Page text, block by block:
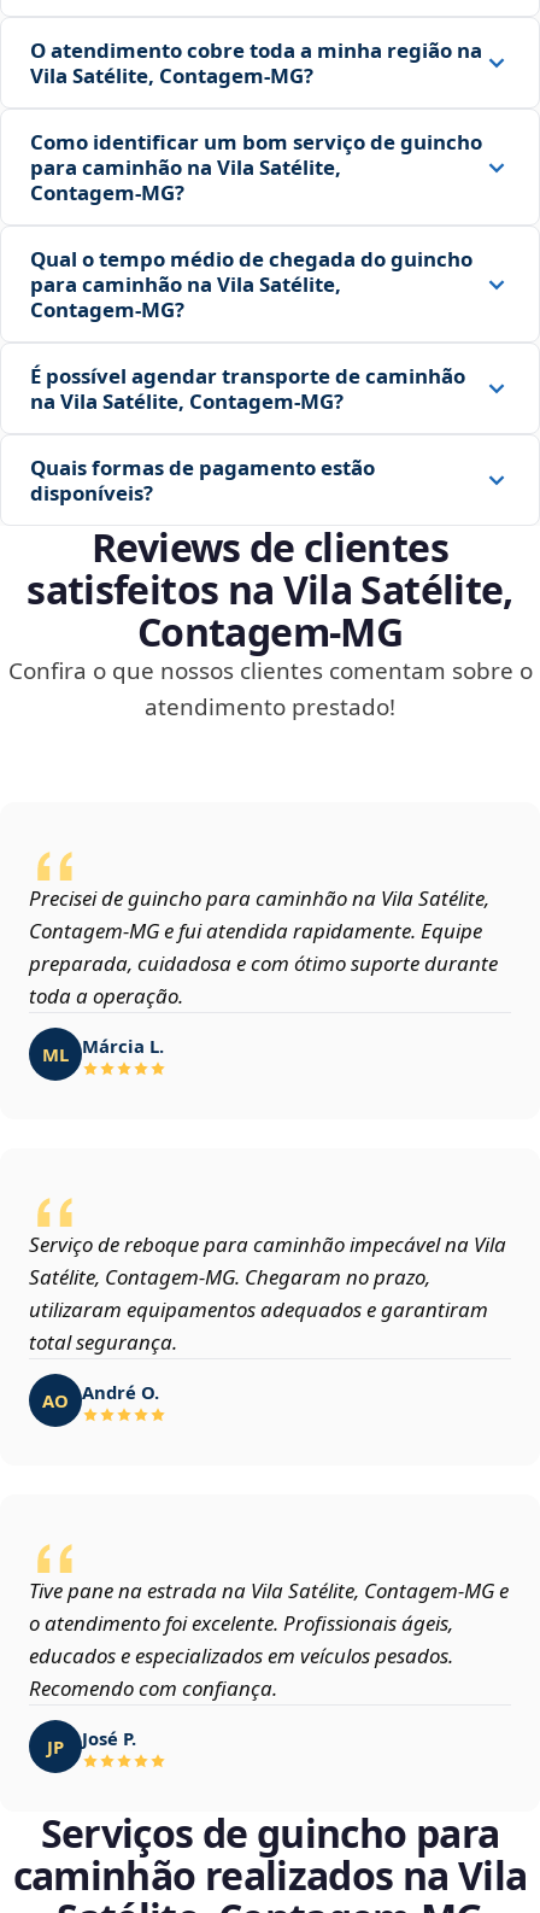
O atendimento cobre toda a minha região na
Vila Satélite, Contagem‑MG?
Como identificar um bom serviço de guincho
para caminhão na Vila Satélite,
Contagem‑MG?
Qual o tempo médio de chegada do guincho
para caminhão na Vila Satélite,
Contagem‑MG?
É possível agendar transporte de caminhão
na Vila Satélite, Contagem‑MG?
Quais formas de pagamento estão
disponíveis?
Reviews de clientes
satisfeitos na Vila Satélite,
Contagem‑MG
Confira o que nossos clientes comentam sobre o
atendimento prestado!
Precisei de guincho para caminhão na Vila Satélite,
Contagem‑MG e fui atendida rapidamente. Equipe
preparada, cuidadosa e com ótimo suporte durante
toda a operação.
ML Márcia L.
Serviço de reboque para caminhão impecável na Vila
Satélite, Contagem‑MG. Chegaram no prazo,
utilizaram equipamentos adequados e garantiram
total segurança.
AO André O.
Tive pane na estrada na Vila Satélite, Contagem‑MG e
o atendimento foi excelente. Profissionais ágeis,
educados e especializados em veículos pesados.
Recomendo com confiança.
JP José P.
Serviços de guincho para
caminhão realizados na Vila